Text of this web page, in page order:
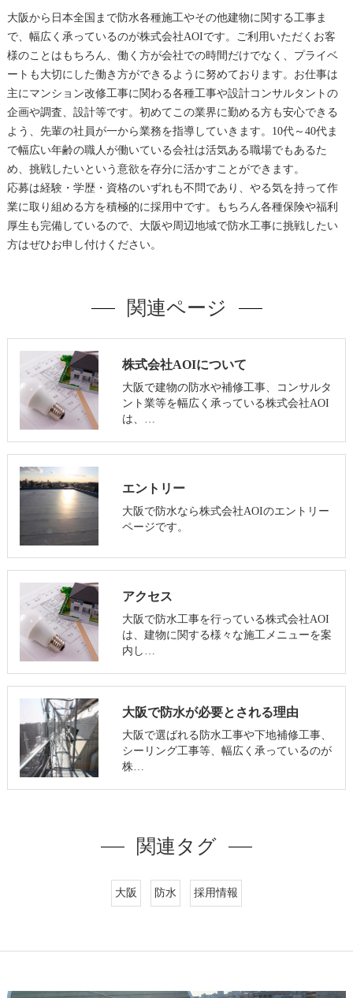
大阪から日本全国まで防水各種施工やその他建物に関する工事ま
で、幅広く承っているのが株式会社AOIです。ご利用いただくお客
様のことはもちろん、働く方が会社での時間だけでなく、プライベ
ートも大切にした働き方ができるように努めております。お仕事は
主にマンション改修工事に関わる各種工事や設計コンサルタントの
企画や調査、設計等です。初めてこの業界に勤める方も安心できる
よう、先輩の社員が一から業務を指導していきます。10代～40代ま
で幅広い年齢の職人が働いている会社は活気ある職場でもあるた
め、挑戦したいという意欲を存分に活かすことができます。
応募は経験・学歴・資格のいずれも不問であり、やる気を持って作
業に取り組める方を積極的に採用中です。もちろん各種保険や福利
厚生も完備しているので、大阪や周辺地域で防水工事に挑戦したい
方はぜひお申し付けください。
関連ページ
株式会社AOIについて
大阪で建物の防水や補修工事、コンサルタ
ント業等を幅広く承っている株式会社AOI
は、…
エントリー
大阪で防水なら株式会社AOIのエントリー
ページです。
アクセス
大阪で防水工事を行っている株式会社AOI
は、建物に関する様々な施工メニューを案
内し…
大阪で防水が必要とされる理由
大阪で選ばれる防水工事や下地補修工事、
シーリング工事等、幅広く承っているのが
株…
関連タグ
大阪 防水 採用情報